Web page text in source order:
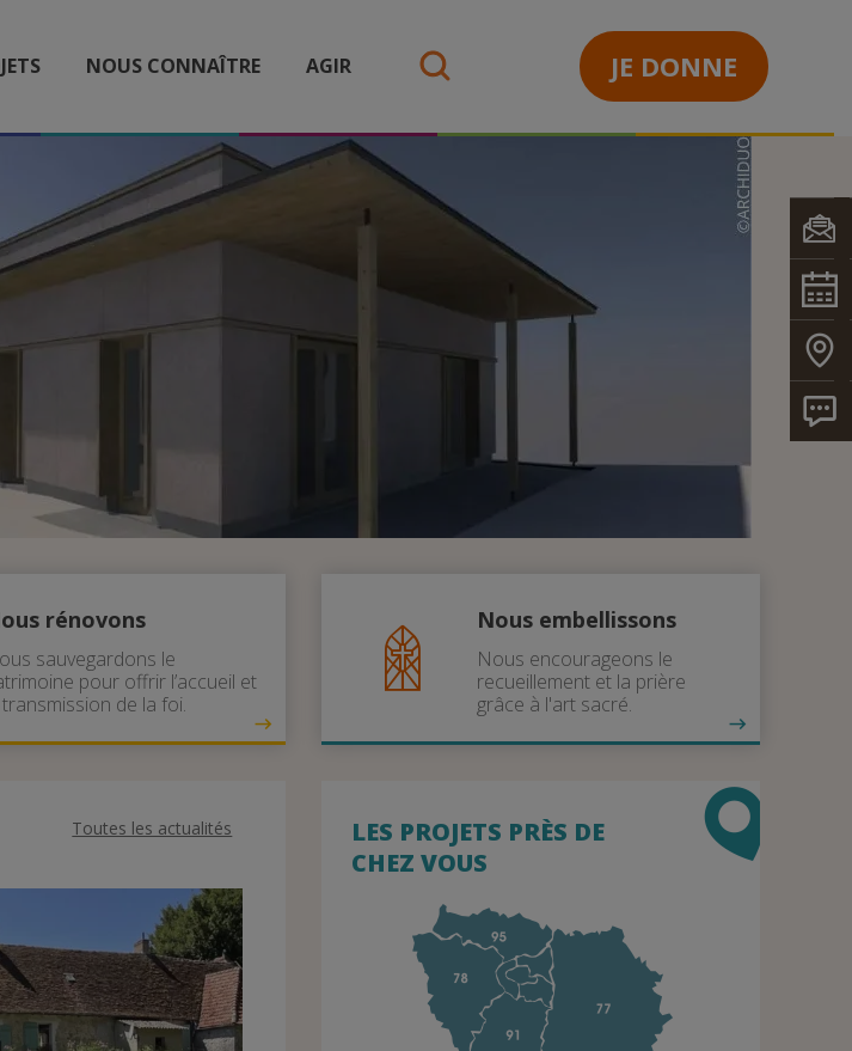
NOUS CONNAÎTRE AGIR JE DONNE
rénovons
sauvegardons le
pour offrir l’accueil et
de la foi.
Nous embellissons
Nous encourageons le
recueillement et la prière
grâce à l'art sacré.
Toutes les actualités
LES PROJETS PRÈS DE
CHEZ VOUS